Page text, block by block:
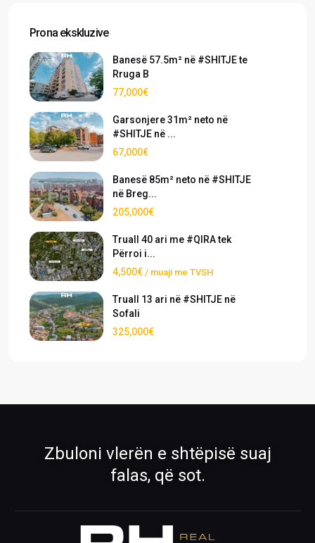
Prona ekskluzive
Banesë 57.5m² në #SHITJE te
Rruga B
77,000€
Garsonjere 31m² neto në
#SHITJE në ...
67,000€
Banesë 85m² neto në #SHITJE
në Breg...
205,000€
Truall 40 ari me #QIRA tek
Përroi i...
4,500€ / muaji me TVSH
Truall 13 ari në #SHITJE në
Sofali
325,000€
Zbuloni vlerën e shtëpisë suaj
falas, që sot.
Mëso më shumë për ekipin tonë
Kontakti
Na kontaktoni për çdo pyetje